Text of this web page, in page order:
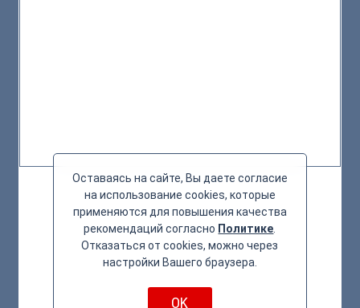
Оставаясь на сайте, Вы даете согласие
на использование cookies, которые
применяются для повышения качества
рекомендаций согласно Политике
Отказаться от cookies, можно через
настройки Вашего браузера.
OK